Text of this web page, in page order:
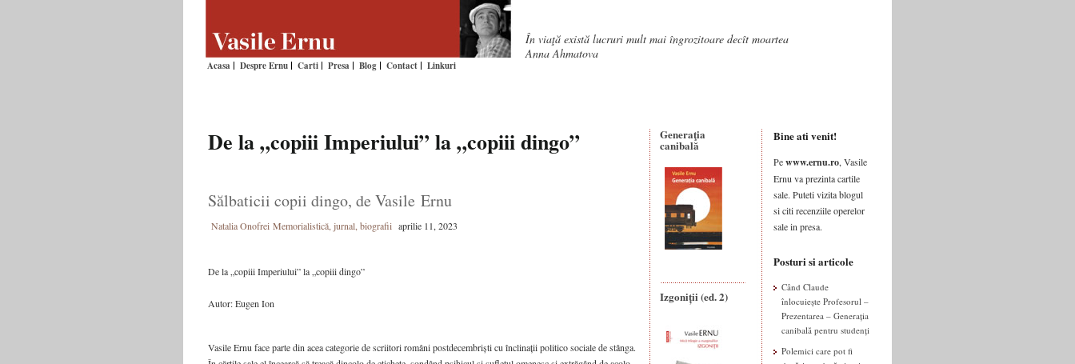
Acasa Despre Ernu Carti Presa Blog Contact Linkuri
În viaţă există lucruri mult mai îngrozitoare decît moartea
Anna Ahmatova
De la „copiii Imperiului” la „copiii dingo”
Sălbaticii copii dingo, de Vasile Ernu
Natalia Onofrei Memorialistică, jurnal, biografii aprilie 11, 2023
De la „copiii Imperiului” la „copiii dingo”
Autor: Eugen Ion
Vasile Ernu face parte din acea categorie de scriitori români postdecembriști cu înclinații politico sociale de stânga.
Generaţia
canibală
Izgoniții (ed. 2)
Bine ati venit!
Pewww.ernu.ro, Vasile
Ernu va prezinta cartile
sale. Puteti vizita blogul
si citi recenziile operelor
sale in presa.
Posturi si articole
Când Claude
înlocuiește Profesorul –
Prezentarea – Generația
canibală pentru studenți
Polemici care pot fi